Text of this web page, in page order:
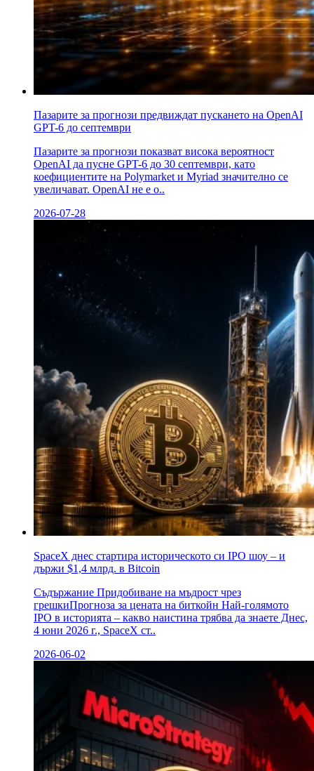
Пазарите за прогнози предвиждат пускането на OpenAI
GPT-6 до септември
Пазарите за прогнози показват висока вероятност
OpenAI да пусне GPT-6 до 30 септември, като
коефициентите на Polymarket и Myriad значително се
увеличават. OpenAI не е о..
2026-07-28
SpaceX днес стартира историческото си IPO шоу – и
държи $1,4 млрд. в Bitcoin
Съдържание Придобиване на мъдрост чрез
грешкиПрогноза за цената на биткойн Най-голямото
IPO в историята – какво наистина трябва да знаете Днес,
4 юни 2026 г., SpaceX ст..
2026-06-02